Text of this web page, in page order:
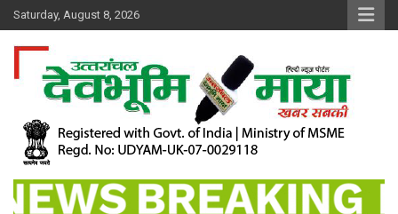
Skip
to
content
Saturday, August 8, 2026
Dev Bhoomi Maya